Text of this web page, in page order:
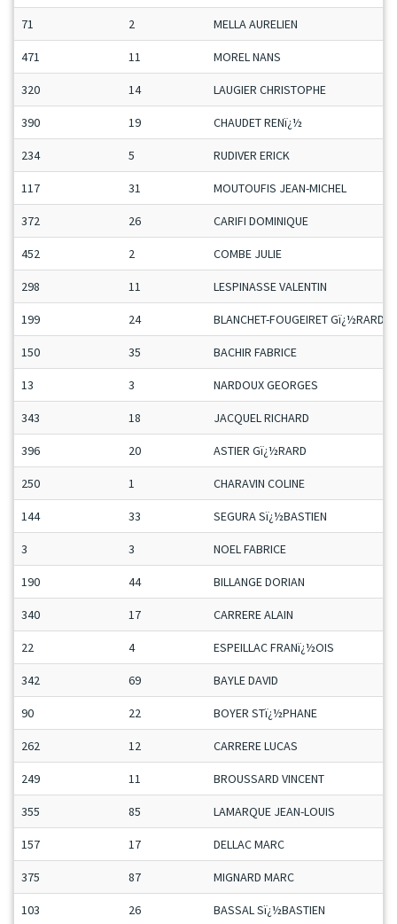
71 2 MELLA AURELIEN
471 11 MOREL NANS
320 14 LAUGIER CHRISTOPHE
390 19 CHAUDET RENï¿½
234 5 RUDIVER ERICK
117 31 MOUTOUFIS JEAN-MICHEL
372 26 CARIFI DOMINIQUE
452 2 COMBE JULIE
298 11 LESPINASSE VALENTIN
199 24 BLANCHET-FOUGEIRET Gï¿½RARD
150 35 BACHIR FABRICE
13 3 NARDOUX GEORGES
343 18 JACQUEL RICHARD
396 20 ASTIER Gï¿½RARD
250 1 CHARAVIN COLINE
144 33 SEGURA Sï¿½BASTIEN
3 3 NOEL FABRICE
190 44 BILLANGE DORIAN
340 17 CARRERE ALAIN
22 4 ESPEILLAC FRANï¿½OIS
342 69 BAYLE DAVID
90 22 BOYER STï¿½PHANE
262 12 CARRERE LUCAS
249 11 BROUSSARD VINCENT
355 85 LAMARQUE JEAN-LOUIS
157 17 DELLAC MARC
375 87 MIGNARD MARC
103 26 BASSAL Sï¿½BASTIEN